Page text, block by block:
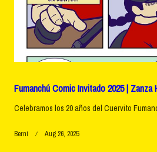
Fumanchú Comic Invitado 2025 | Zanza
Celebramos los 20 años del Cuervito
Berni Aug 26, 2025